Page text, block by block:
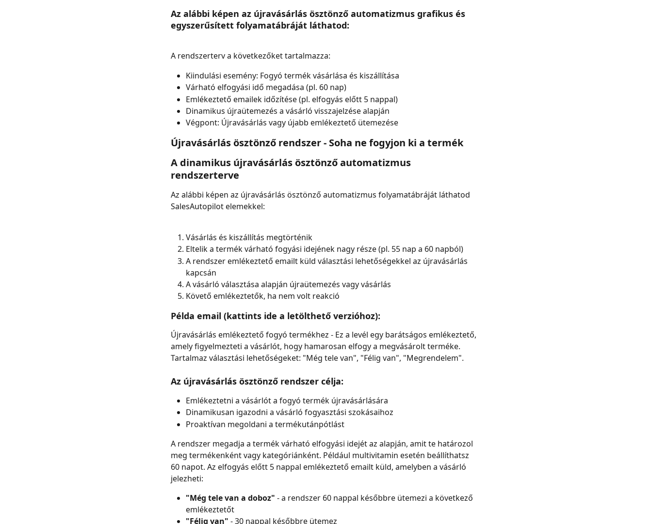
Az alábbi képen az újravásárlás ösztönző automatizmus grafikus és
egyszerűsített folyamatábráját láthatod:
A rendszerterv a következőket tartalmazza:
Kiindulási esemény: Fogyó termék vásárlása és kiszállítása
Várható elfogyási idő megadása (pl. 60 nap)
Emlékeztető emailek időzítése (pl. elfogyás előtt 5 nappal)
Dinamikus újraütemezés a vásárló visszajelzése alapján
Végpont: Újravásárlás vagy újabb emlékeztető ütemezése
Újravásárlás ösztönző rendszer - Soha ne fogyjon ki a termék
A dinamikus újravásárlás ösztönző automatizmus
rendszerterve
Az alábbi képen az újravásárlás ösztönző automatizmus folyamatábráját láthatod
SalesAutopilot elemekkel:
Vásárlás és kiszállítás megtörténik
Eltelik a termék várható fogyási idejének nagy része (pl. 55 nap a 60 napból)
A rendszer emlékeztető emailt küld választási lehetőségekkel az újravásárlás
kapcsán
A vásárló választása alapján újraütemezés vagy vásárlás
Követő emlékeztetők, ha nem volt reakció
Példa email (kattints ide a letölthető verzióhoz):
Újravásárlás emlékeztető fogyó termékhez - Ez a levél egy barátságos emlékeztető,
amely figyelmezteti a vásárlót, hogy hamarosan elfogy a megvásárolt terméke.
Tartalmaz választási lehetőségeket: "Még tele van", "Félig van", "Megrendelem".
Az újravásárlás ösztönző rendszer célja:
Emlékeztetni a vásárlót a fogyó termék újravásárlására
Dinamikusan igazodni a vásárló fogyasztási szokásaihoz
Proaktívan megoldani a termékutánpótlást
A rendszer megadja a termék várható elfogyási idejét az alapján, amit te határozol
meg termékenként vagy kategóriánként. Például multivitamin esetén beállíthatsz
60 napot. Az elfogyás előtt 5 nappal emlékeztető emailt küld, amelyben a vásárló
jelezheti:
"Még tele van a doboz" - a rendszer 60 nappal későbbre ütemezi a következő
emlékeztetőt
"Félig van" - 30 nappal későbbre ütemez